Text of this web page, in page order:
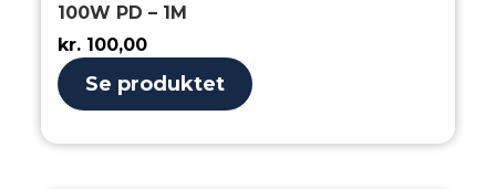
100W PD – 1M
kr. 100,00
Se produktet